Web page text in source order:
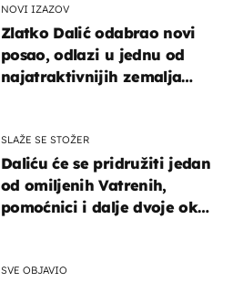
NOVI IZAZOV
Zlatko Dalić odabrao novi
posao, odlazi u jednu od
najatraktivnijih zemalja
SLAŽE SE STOŽER
Daliću će se pridružiti jedan
od omiljenih Vatrenih,
pomoćnici i dalje dvoje oko
SVE OBJAVIO